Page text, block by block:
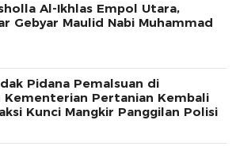
Al-Ikhlas Empol Utara,
Gebyar Maulid Nabi Muhammad
Pidana Pemalsuan di
Kementerian Pertanian Kembali
Kunci Mangkir Panggilan Polisi